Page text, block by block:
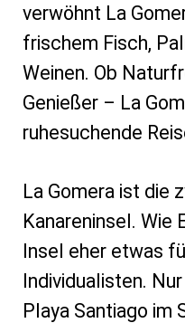
verwöhnt La
frischem Fisch,
Weinen. Ob
Genießer – La
ruhesuchende
La Gomera ist die
Kanareninsel. Wie
Insel eher etwas
Individualisten.
Playa Santiago im